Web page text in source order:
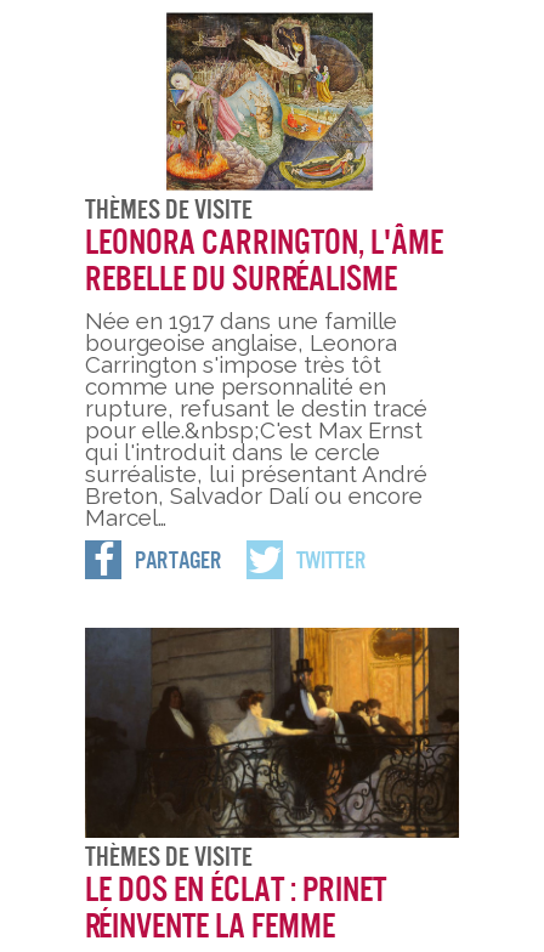
Thèmes De Visite
Leonora Carrington, l'âme
rebelle du surréalisme
Née en 1917 dans une famille
bourgeoise anglaise, Leonora
Carrington s'impose très tôt
comme une personnalité en
rupture, refusant le destin tracé
pour elle.&nbsp;C'est Max Ernst
qui l'introduit dans le cercle
surréaliste, lui présentant André
Breton, Salvador Dalí ou encore
Marcel…
Partager Twitter
Thèmes De Visite
Le dos en éclat : Prinet
réinvente la femme